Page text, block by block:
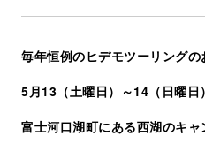
毎年恒例のヒデモツーリングの
5月13（土曜日）～14（日曜日）
富士河口湖町にある西湖のキャ